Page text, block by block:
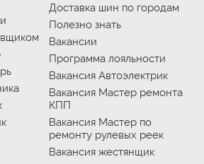
Доставка шин по городам
Полезно знать
Вакансии
Программа лояльности
Вакансия Автоэлектрик
Вакансия Мастер ремонта
КПП
Вакансия Мастер по
ремонту рулевых реек
Вакансия жестянщик